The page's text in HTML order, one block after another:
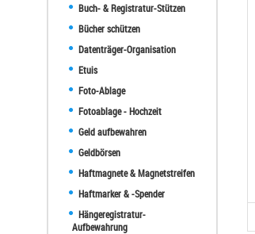
Buch- & Registratur-Stützen
Bücher schützen
Datenträger-Organisation
Etuis
Foto-Ablage
Fotoablage - Hochzeit
Geld aufbewahren
Geldbörsen
Haftmagnete & Magnetstreifen
Haftmarker & -Spender
Hängeregistratur-
Aufbewahrung